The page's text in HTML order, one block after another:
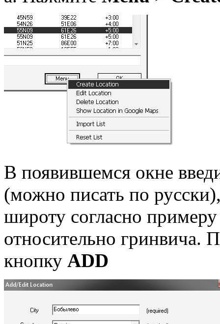
В появившемся окне
(можно писать по
широту согласно
относительно гринвича.
кнопку ADD